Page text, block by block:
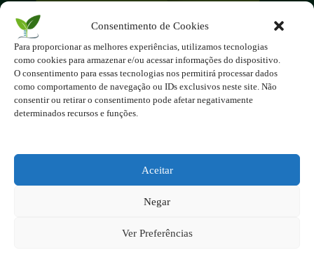
Consentimento de Cookies
Para proporcionar as melhores experiências, utilizamos tecnologias
como cookies para armazenar e/ou acessar informações do dispositivo.
O consentimento para essas tecnologias nos permitirá processar dados
como comportamento de navegação ou IDs exclusivos neste site. Não
consentir ou retirar o consentimento pode afetar negativamente
determinados recursos e funções.
Aceitar
Negar
Ver Preferências
O site é um movimento ambientalista!
Participe você também!
Podemos fazer muito
se nos unirmos!
Inscreva-se na Newsletter
2025 - Todos os direitos reservados à
Layout da home e rodapé criado por